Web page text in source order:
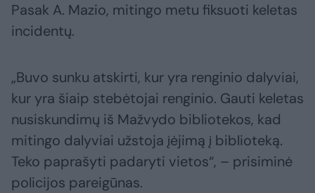
Pasak A. Mazio, mitingo metu fiksuoti keletas
incidentų.
„Buvo sunku atskirti, kur yra renginio dalyviai,
kur yra šiaip stebėtojai renginio. Gauti keletas
nusiskundimų iš Mažvydo bibliotekos, kad
mitingo dalyviai užstoja įėjimą į biblioteką.
Teko paprašyti padaryti vietos“, – prisiminė
policijos pareigūnas.